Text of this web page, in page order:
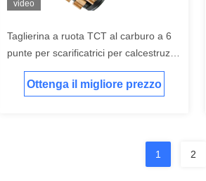
video
Taglierina a ruota TCT al carburo a 6
punte per scarificatrici per calcestruzzo
con diametro esterno di 47 mm,
diametro interno di 15,5 mm e
Ottenga il migliore prezzo
1 2